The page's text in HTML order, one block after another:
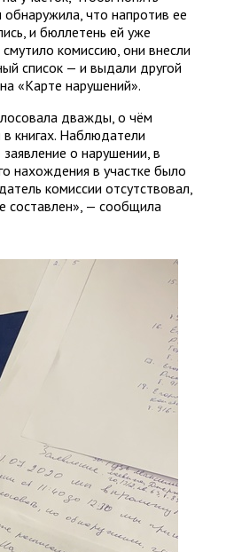
обнаружила, что напротив ее
и бюллетень ей уже
комиссию, они внесли
список — и выдали другой
на «Карте нарушений».
дважды, о чём
книгах. Наблюдатели
о нарушении, в
нахождения в участке было
комиссии отсутствовал,
составлен», — сообщила